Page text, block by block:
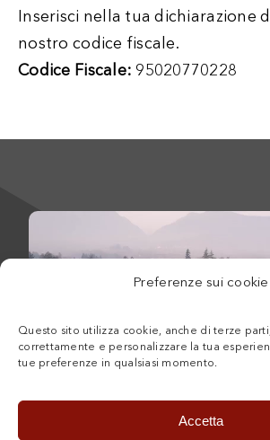
Preferenze sui cookie
Questo sito utilizza cookie, anche di terze
correttamente e personalizzare la tua
tue preferenze in qualsiasi momento.
Accetta
Inserisci nella tua dichiarazione
nostro codice fiscale.
Codice Fiscale: 95020770228